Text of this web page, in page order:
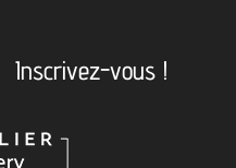
Inscrivez-vous !